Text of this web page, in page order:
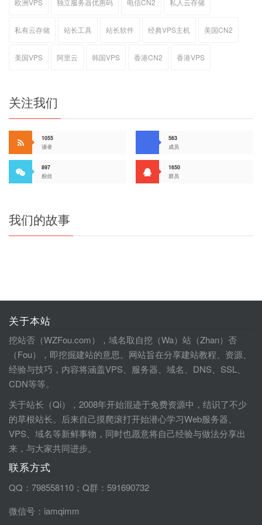
欧洲VPS 独立服务器优惠码 电信CN2 私人云存储
私有云存储 站长工具 站长软件 经典VPS主机 美国CN2
美国VPS 阿里云 韩国VPS 香港CN2 香港VPS
关注我们
1055
读者
563
成员
897
粉丝
1650
群员
我们的故事
关于本站
挖站否（WZFou.com），域名取自挖（Wa）站（Zhan）否
（Fou），即挖掘建站的意思。网站旨在分享建站教程、资源、
经验与技巧，内容将涵盖VPS、服务器、域名、DNS、SSL、
CDN等等。
关于站长（Qi），2008年开始混迹于免费资源中，结识了不少
的草根站长。后来自己摸爬滚打开始潜心学习Web服务器、
VPS、域名等新鲜事物，同时也愿意将自己经验与做法分享出
来，与大家共同进步。
联系方式
QQ：798558110；Q群：591690732
微信号：iamqimm